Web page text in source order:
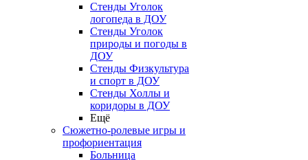
Стенды Уголок
логопеда в ДОУ
Стенды Уголок
природы и погоды в
ДОУ
Стенды Физкультура
и спорт в ДОУ
Стенды Холлы и
коридоры в ДОУ
Ещё
Сюжетно-ролевые игры и
профориентация
Больница